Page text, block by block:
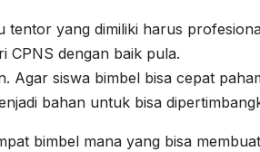
tentor yang dimiliki harus
CPNS dengan baik pula.
Agar siswa bimbel bisa cepat
bahan untuk bisa
bimbel mana yang bisa